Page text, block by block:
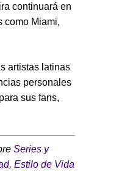
continuará en
como Miami,
artistas latinas
personales
sus fans,
Series y
, Estilo de Vida